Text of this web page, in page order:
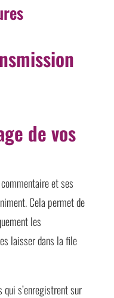
de vos
et ses
Cela permet de
les
laisser dans la file
s’enregistrent sur